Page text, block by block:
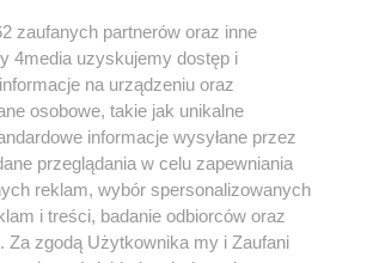
Reklama Prywatność
Praca Łódź
the:protocol
zaufanych partnerów oraz inne
4media uzyskujemy dostęp i
na urządzeniu oraz
osobowe, takie jak unikalne
informacje wysyłane przez
przeglądania w celu zapewniania
reklam, wybór spersonalizowanych
i treści, badanie odbiorców oraz
Za zgodą Użytkownika my i Zaufani